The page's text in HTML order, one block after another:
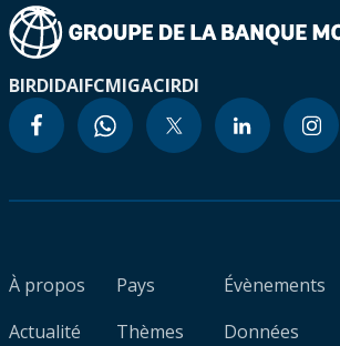
BIRDIDAIFCMIGACIRDI
À propos
Actualité
Pays
Thèmes
Évènements
Données